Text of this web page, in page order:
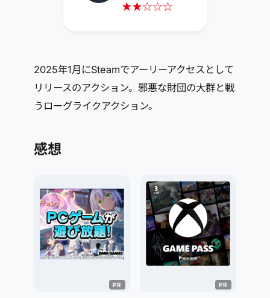
★★☆☆☆
2025年1月にSteamでアーリーアクセスとして
リリースのアクション。邪悪な財団の大群と戦
うローグライクアクション。
感想